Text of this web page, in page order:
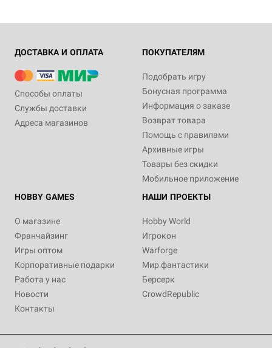
ДОСТАВКА И ОПЛАТА
Способы оплаты
Службы доставки
Адреса магазинов
ПОКУПАТЕЛЯМ
Подобрать игру
Бонусная программа
Информация о заказе
Возврат товара
Помощь с правилами
Архивные игры
Товары без скидки
Мобильное приложение
HOBBY GAMES
О магазине
Франчайзинг
Игры оптом
Корпоративные подарки
Работа у нас
Новости
Контакты
НАШИ ПРОЕКТЫ
Hobby World
Игрокон
Warforge
Мир фантастики
Берсерк
CrowdRepublic